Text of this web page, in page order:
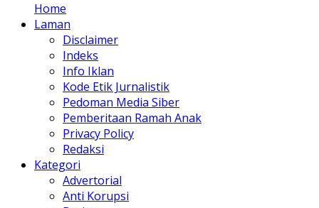
Home
Laman
Disclaimer
Indeks
Info Iklan
Kode Etik Jurnalistik
Pedoman Media Siber
Pemberitaan Ramah Anak
Privacy Policy
Redaksi
Kategori
Advertorial
Anti Korupsi